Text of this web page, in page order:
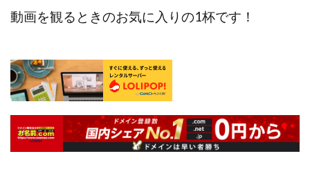
動画を観るときのお気に入りの1杯です！